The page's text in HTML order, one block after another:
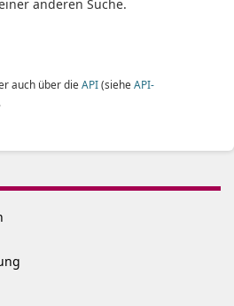
anderen Suche.
auch über die API(siehe API-